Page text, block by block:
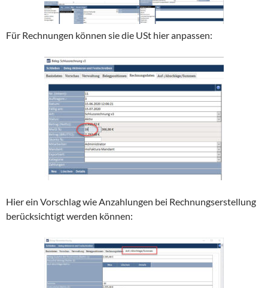
Für Rechnungen können sie die USt hier anpassen:
Hier ein Vorschlag wie Anzahlungen bei Rechnungserstellung
berücksichtigt werden können: